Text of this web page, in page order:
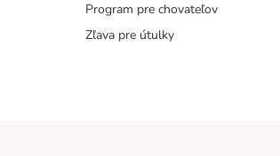
Program pre chovateľov
Zľava pre útulky